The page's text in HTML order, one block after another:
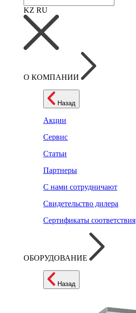
KZ RU
О КОМПАНИИ
Назад
Акции
Сервис
Статьи
Партнеры
С нами сотрудничают
Свидетельство дилера
Сертификаты соответствия
ОБОРУДОВАНИЕ
Назад